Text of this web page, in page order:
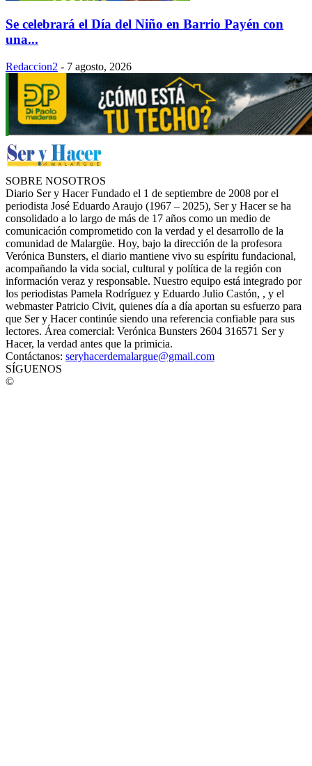
Se celebrará el Día del Niño en Barrio Payén con
una...
Redaccion2 - 7 agosto, 2026
SOBRE NOSOTROS
Diario Ser y Hacer Fundado el 1 de septiembre de 2008 por el
periodista José Eduardo Araujo (1967 – 2025), Ser y Hacer se ha
consolidado a lo largo de más de 17 años como un medio de
comunicación comprometido con la verdad y el desarrollo de la
comunidad de Malargüe. Hoy, bajo la dirección de la profesora
Verónica Bunsters, el diario mantiene vivo su espíritu fundacional,
acompañando la vida social, cultural y política de la región con
información veraz y responsable. Nuestro equipo está integrado por
los periodistas Pamela Rodríguez y Eduardo Julio Castón, , y el
webmaster Patricio Civit, quienes día a día aportan su esfuerzo para
que Ser y Hacer continúe siendo una referencia confiable para sus
lectores. Área comercial: Verónica Bunsters 2604 316571 Ser y
Hacer, la verdad antes que la primicia.
Contáctanos: seryhacerdemalargue@gmail.com
SÍGUENOS
©